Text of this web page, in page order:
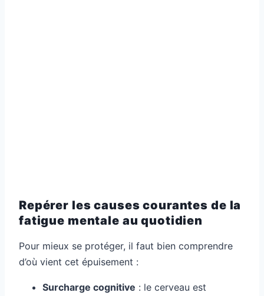
Repérer les causes courantes de la
fatigue mentale au quotidien
Pour mieux se protéger, il faut bien comprendre
d’où vient cet épuisement :
Surcharge cognitive : le cerveau est